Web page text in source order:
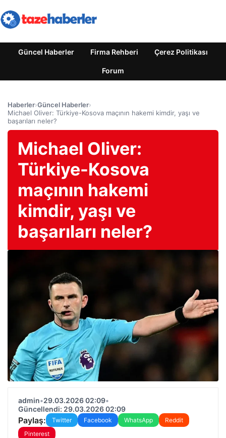
Güncel Haberler Firma Rehberi Çerez Politikası
Forum
Haberler›Güncel Haberler›
Michael Oliver: Türkiye-Kosova maçının hakemi kimdir, yaşı ve
başarıları neler?
Michael Oliver:
Türkiye-Kosova
maçının hakemi
kimdir, yaşı ve
başarıları neler?
admin•29.03.2026 02:09•
Güncellendi: 29.03.2026 02:09
Paylaş: Twitter Facebook WhatsApp
Reddit
Pinterest